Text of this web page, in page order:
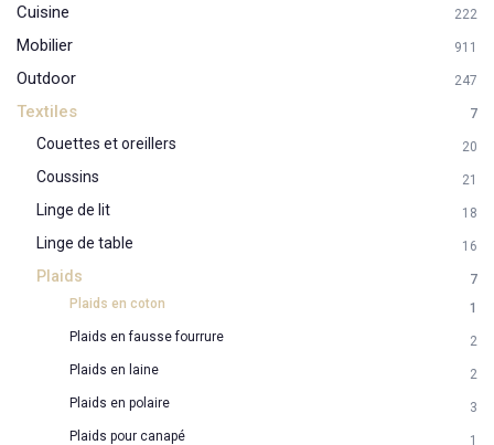
Cuisine 222
Mobilier 911
Outdoor 247
Textiles 7
Couettes et oreillers 20
Coussins 21
Linge de lit 18
Linge de table 16
Plaids
7
Plaids en coton
1
Plaids en fausse fourrure
2
Plaids en laine
2
Plaids en polaire
3
Plaids pour canapé
1